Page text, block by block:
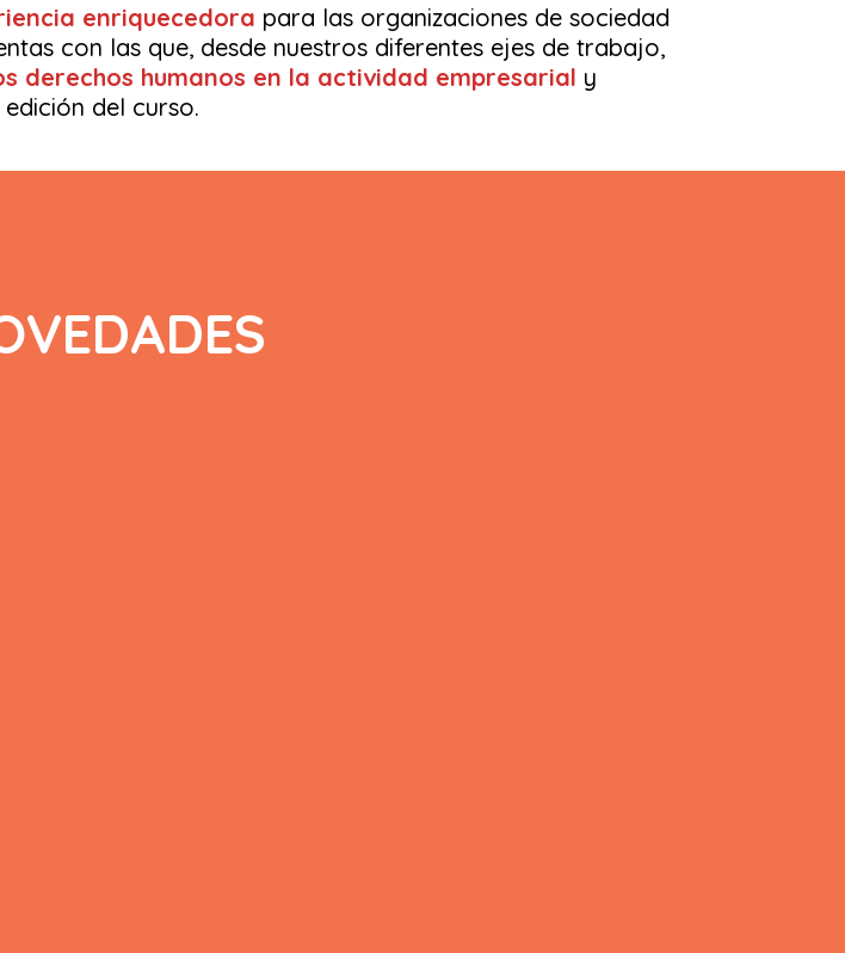
enriquecedora para las organizaciones de sociedad
con las que, desde nuestros diferentes ejes de trabajo,
derechos humanos en la actividad empresarial y
del curso.